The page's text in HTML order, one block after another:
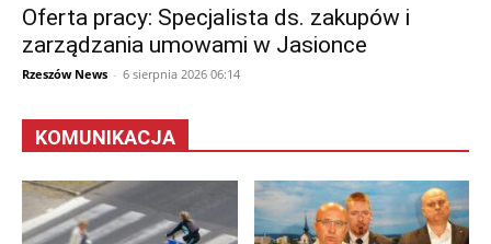
Oferta pracy: Specjalista ds. zakupów i
zarządzania umowami w Jasionce
Rzeszów News - 6 sierpnia 2026 06:14
KOMUNIKACJA